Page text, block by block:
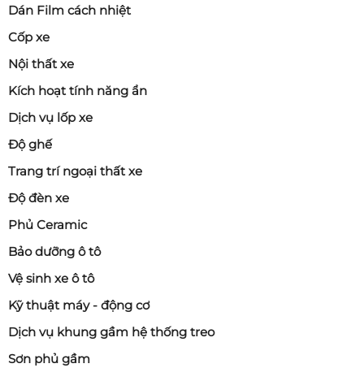
Dán Film cách nhiệt
Cốp xe
Nội thất xe
Kích hoạt tính năng ẩn
Dịch vụ lốp xe
Độ ghế
Trang trí ngoại thất xe
Độ đèn xe
Phủ Ceramic
Bảo dưỡng ô tô
Vệ sinh xe ô tô
Kỹ thuật máy - động cơ
Dịch vụ khung gầm hệ thống treo
Sơn phủ gầm